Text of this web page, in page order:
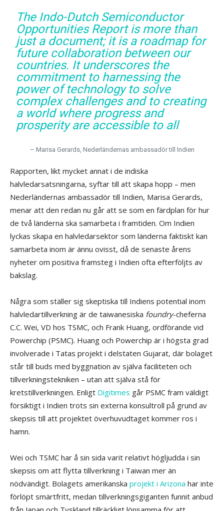
The Indo-Dutch Semiconductor
Opportunities Report is more than
just a document; it is a roadmap for
future collaboration between our
countries. It underscores the
commitment to harnessing the
power of technology to solve
complex challenges and to creating
a world where progress and
prosperity are accessible to all
– Marisa Gerards, Nederländernas ambassadör till Indien
Rapporten, likt mycket annat i de indiska
halvledarsatsningarna, syftar till att skapa hopp – men
Nederländernas ambassadör till Indien, Marisa Gerards,
menar att den redan nu går att se som en färdplan för hur
de två länderna ska samarbeta i framtiden. Om Indien
lyckas skapa en halvledarsektor som länderna faktiskt kan
samarbeta inom är ännu ovisst, då de senaste årens
nyheter om positiva framsteg i Indien ofta efterföljts av
bakslag.
Några som ställer sig skeptiska till Indiens potential inom
halvledartillverkning är de taiwanesiska foundry-cheferna
C.C. Wei, VD hos TSMC, och Frank Huang, ordförande vid
Powerchip (PSMC). Huang och Powerchip är i högsta grad
involverade i Tatas projekt i delstaten Gujarat, där bolaget
står till buds med byggnation av själva faciliteten och
tillverkningstekniken – utan att själva stå för
kretstillverkningen. Enligt Digitimes går PSMC fram väldigt
försiktigt i Indien trots sin externa konsultroll på grund av
skepsis till att projektet överhuvudtaget kommer ros i
hamn.
Wei och TSMC har å sin sida varit relativt högljudda i sin
skepsis om att flytta tillverkning i Taiwan mer än
nödvändigt. Bolagets amerikanska projekt i Arizona har inte
förlöpt smärtfritt, medan tillverkningsgiganten funnit anbud